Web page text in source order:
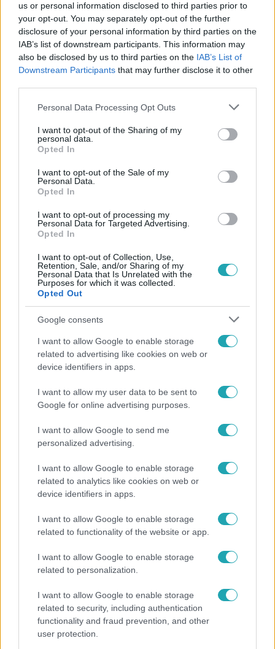
us or personal information disclosed to third parties prior to
your opt-out. You may separately opt-out of the further
disclosure of your personal information by third parties on the
IAB’s list of downstream participants. This information may
also be disclosed by us to third parties on the IAB’s List of
Downstream Participants that may further disclose it to other
Please note that this website/app uses one or more Google
not limited to your visit or usage behaviour. You may click to
grant or deny consent to Google and its third-party tags to
use your data for below specified purposes in below Google
consent section.
Personal Data Processing Opt Outs
I want to opt-out of the Sharing of my
personal data.
Opted In
I want to opt-out of the Sale of my
Personal Data.
Opted In
I want to opt-out of processing my
Personal Data for Targeted Advertising.
Opted In
I want to opt-out of Collection, Use,
Retention, Sale, and/or Sharing of my
Personal Data that Is Unrelated with the
Purposes for which it was collected.
Opted Out
Google consents
I want to allow Google to enable storage
related to advertising like cookies on web or
device identifiers in apps.
I want to allow my user data to be sent to
Google for online advertising purposes.
I want to allow Google to send me
personalized advertising.
I want to allow Google to enable storage
related to analytics like cookies on web or
device identifiers in apps.
I want to allow Google to enable storage
related to functionality of the website or app.
I want to allow Google to enable storage
related to personalization.
I want to allow Google to enable storage
related to security, including authentication
functionality and fraud prevention, and other
user protection.
odahaza, a szürke hétköznapokban is tartósan fenn
tudják tartani az izgalmat. A Vigyél el ehhez képest is
igazi sikersztori, Nayya és Attila már a harmadik
szerelmespár, akikkel még jóval a show után is a
boldogságukról tudunk forgatni.
2015. október 6. 9:26
A depinek 1 nap múlva vége! HOLNAP
A Vigyél el! sajnos egyelőre nem folytatódik, de hogy
feldolgozhassuk az űrt, amit a műsor hiánya hagyott,
SZERDÁN nyilvánosságra kerülnek a legutolsó adás
Cupido Beach-i randivideói! INDULJON A
VISSZASZÁMLÁLÁS!
Vigyél el!
Az amerikai szépség 120 kilós és fekete
Mena Suvari meztelenül nyújtózik egy rózsaágyon,
valószínűleg kamaszfiúk ezreit ébresztette szexuális
öntudatukra. Na de miért kellene az amerikai szépségnek
szőkének, fehérnek, vagy akár csak karcsúnak lennie?
Carey Fruth fotós szerint nem kell, és a Vigyél el! stábja is
úgy gondolja, hogy a szerelem nem egyencsomagolásban